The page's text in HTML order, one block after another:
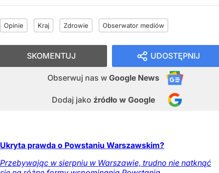
Opinie Kraj Zdrowie Obserwator mediów
UDOSTĘPNIJ
Obserwuj nas w Google News
Dodaj jako źródło w Google
SKOMENTUJ
Ukryta prawda o Powstaniu Warszawskim?
Przebywając w sierpniu w Warszawie, trudno nie natknąć